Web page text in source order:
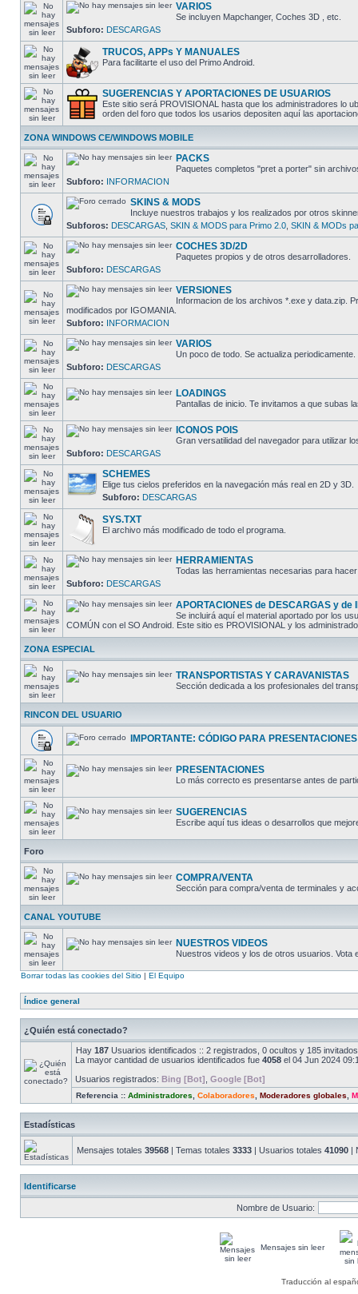
VARIOS
Se incluyen Mapchanger, Coches 3D , etc.
Subforo: DESCARGAS
TRUCOS, APPs Y MANUALES
Para facilitarte el uso del Primo Android.
SUGERENCIAS Y APORTACIONES DE USUARIOS
Este sitio será PROVISIONAL hasta que los administradores lo
orden del foro que todos los usarios depositen aquí las
ZONA WINDOWS CE/WINDOWS MOBILE
PACKS
Paquetes completos "pret a porter" sin
Subforo: INFORMACION
SKINS & MODS
Incluye nuestros trabajos y los realizados por otros
Subforos: DESCARGAS SKIN & MODS para Primo 2.0 SKIN & MODs
COCHES 3D/2D
Paquetes propios y de otros desarrolladores.
Subforo: DESCARGAS
VERSIONES
Informacion de los archivos *.exe y data.zip.
modificados por IGOMANIA.
Subforo: INFORMACION
VARIOS
Un poco de todo. Se actualiza periodicamente.
Subforo: DESCARGAS
LOADINGS
Pantallas de inicio. Te invitamos a que subas
ICONOS POIS
Gran versatilidad del navegador para utilizar
Subforo: DESCARGAS
SCHEMES
Elige tus cielos preferidos en la navegación más real en 2D y 3D.
Subforo: DESCARGAS
SYS.TXT
El archivo más modificado de todo el programa.
HERRAMIENTAS
Todas las herramientas necesarias para
Subforo: DESCARGAS
APORTACIONES de DESCARGAS y de
Se incluirá aquí el material aportado por los
COMÚN con el SO Android. Este sitio es PROVISIONAL y los
ZONA ESPECIAL
TRANSPORTISTAS Y CARAVANISTAS
Sección dedicada a los profesionales del
RINCON DEL USUARIO
IMPORTANTE: CÓDIGO PARA PRESENTACIONES
PRESENTACIONES
Lo más correcto es presentarse antes de
SUGERENCIAS
Escribe aquí tus ideas o desarrollos que
Foro
COMPRA/VENTA
Sección para compra/venta de terminales y
CANAL YOUTUBE
NUESTROS VIDEOS
Nuestros videos y los de otros usuarios. Vota
Borrar todas las cookies del Sitio | El Equipo
Índice general
¿Quién está conectado?
Hay 187 Usuarios identificados :: 2 registrados, 0 ocultos y 185
La mayor cantidad de usuarios identificados fue 4058 el 04 Jun 2024
Usuarios registrados: Bing [Bot] Google [Bot]
Referencia :: Administradores Colaboradores Moderadores globales
Estadísticas
Mensajes totales 39568 | Temas totales 3333 | Usuarios totales 41090 |
Identificarse
Nombre de Usuario:
Mensajes sin leer
Traducción al